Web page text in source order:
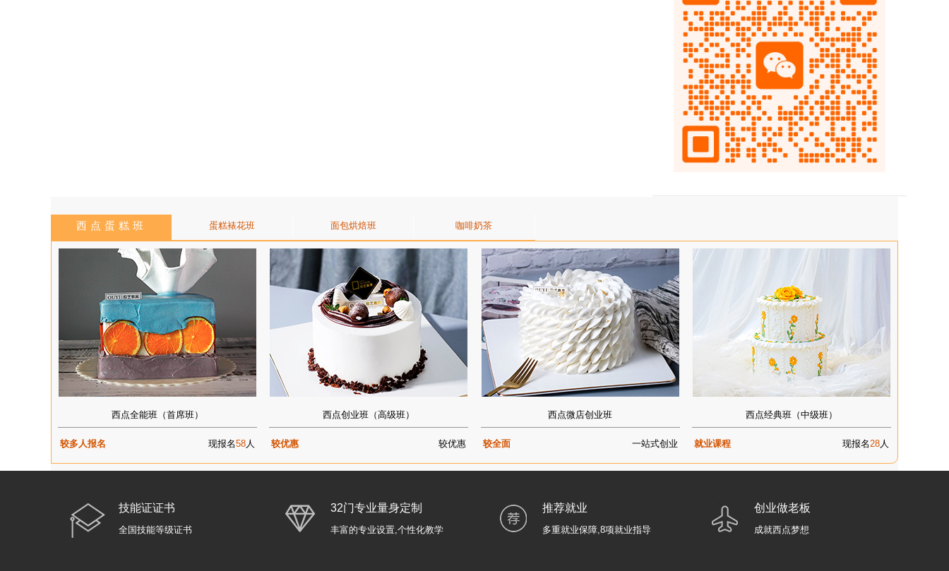
西点蛋糕班 蛋糕裱花班 面包烘焙班 咖啡奶茶
西点全能班（首席班）
较多人报名 现报名58人
西点创业班（高级班）
较优惠 较优惠
西点微店创业班
较全面 一站式创业
西点经典班（中级班）
就业课程 现报名28人
技能证证书
全国技能等级证书
32门专业量身定制
丰富的专业设置,个性化教学
推荐就业
多重就业保障,8项就业指导
创业做老板
成就西点梦想